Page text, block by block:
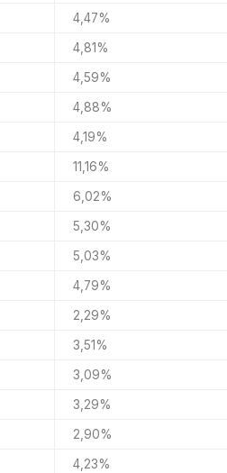
4,47%
4,81%
4,59%
4,88%
4,19%
11,16%
6,02%
5,30%
5,03%
4,79%
2,29%
3,51%
3,09%
3,29%
2,90%
4,23%